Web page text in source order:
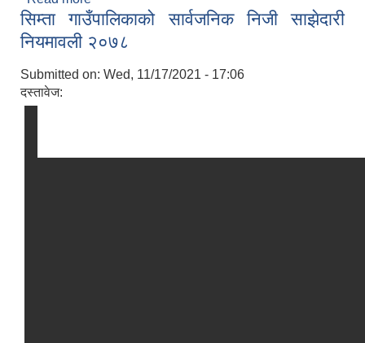
सिम्ता गाउँपालिकाको सार्वजनिक निजी साझेदारी
नियमावली २०७८
Submitted on: Wed, 11/17/2021 - 17:06
दस्तावेज: